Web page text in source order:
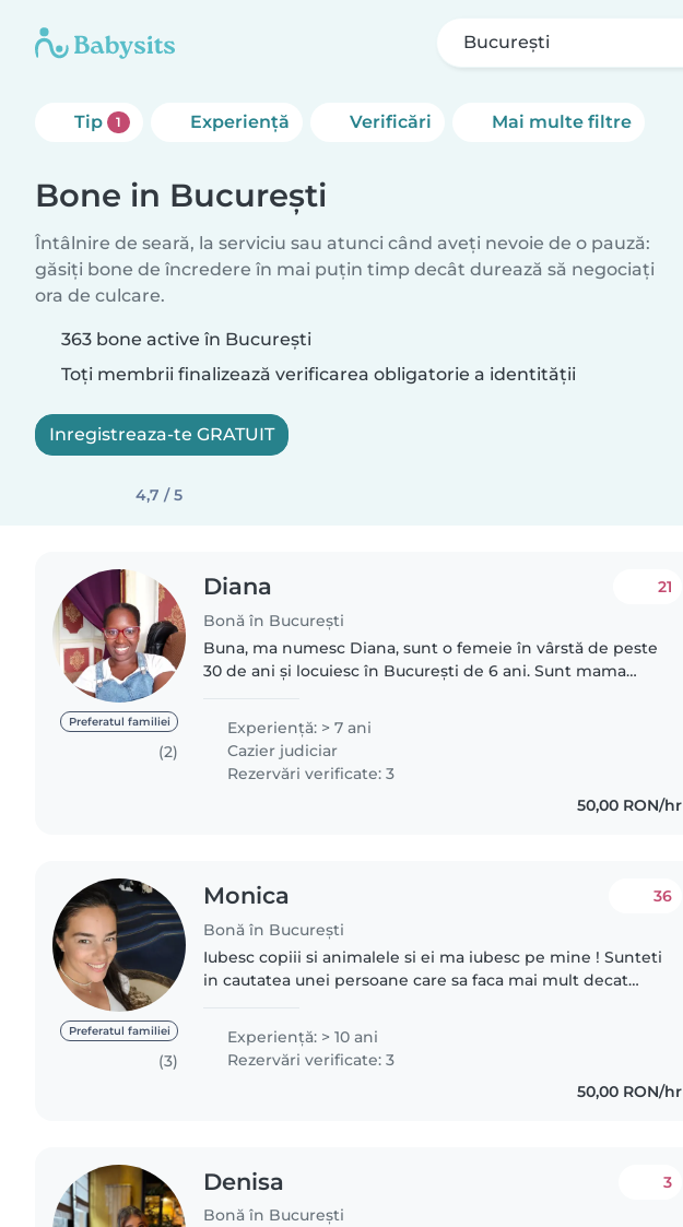
București
Tip 1 Experienţă Verificări Mai multe filtre
Bone in București
Întâlnire de seară, la serviciu sau atunci când aveți nevoie de o pauză:
găsiți bone de încredere în mai puțin timp decât durează să negociați
ora de culcare.
363 bone active în București
Toți membrii finalizează verificarea obligatorie a identității
Inregistreaza-te GRATUIT
4,7 / 5
Preferatul familiei
(2)
Diana
Bonă în București
21
Buna, ma numesc Diana, sunt o femeie în vârstă de peste
30 de ani și locuiesc în București de 6 ani. Sunt mama
foarte mult...
Experienţă: > 7 ani
Cazier judiciar
Rezervări verificate: 3
50,00 RON/hr
Preferatul familiei
(3)
Monica
Bonă în București
36
Iubesc copiii si animalele si ei ma iubesc pe mine ! Sunteti
in cautatea unei persoane care sa faca mai mult decat
Experienţă: > 10 ani
Rezervări verificate: 3
50,00 RON/hr
Denisa
Bonă în București
3